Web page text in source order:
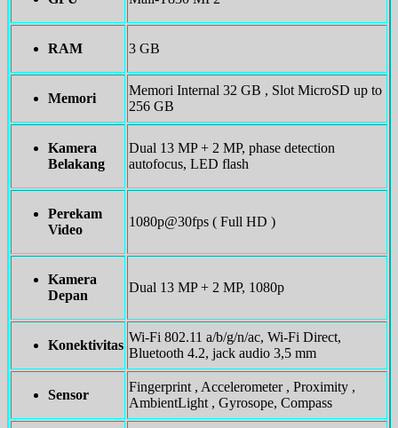
RAM 3 GB
Memori
Memori Internal 32 GB , Slot MicroSD up to
256 GB
Kamera
Belakang
Dual 13 MP + 2 MP, phase detection
autofocus, LED flash
Perekam
Video
1080p@30fps ( Full HD )
Kamera
Depan
Dual 13 MP + 2 MP, 1080p
Konektivitas
Wi-Fi 802.11 a/b/g/n/ac, Wi-Fi Direct,
Bluetooth 4.2, jack audio 3,5 mm
Sensor
Fingerprint , Accelerometer , Proximity ,
AmbientLight , Gyrosope, Compass